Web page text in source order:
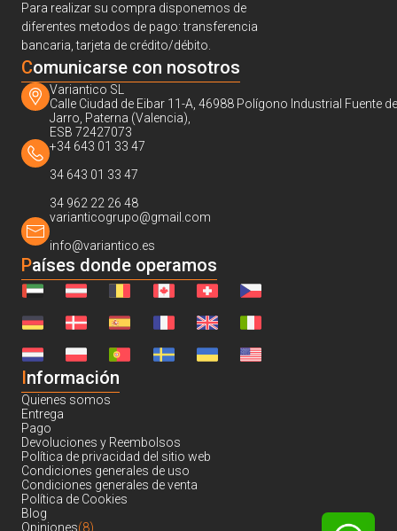
Para realizar su compra disponemos de
diferentes metodos de pago: transferencia
bancaria, tarjeta de crédito/débito.
Comunicarse con nosotros
Variantico SL
Calle Ciudad de Eibar 11-A, 46988 Polígono Industrial Fuente
Jarro, Paterna (Valencia),
ESB 72427073
+34 643 01 33 47
34 643 01 33 47
34 962 22 26 48
varianticogrupo@gmail.com
info@variantico.es
Países donde operamos
Información
Quienes somos
Entrega
Pago
Devoluciones y Reembolsos
Política de privacidad del sitio web
Condiciones generales de uso
Condiciones generales de venta
Política de Cookies
Blog
Opiniones(8)